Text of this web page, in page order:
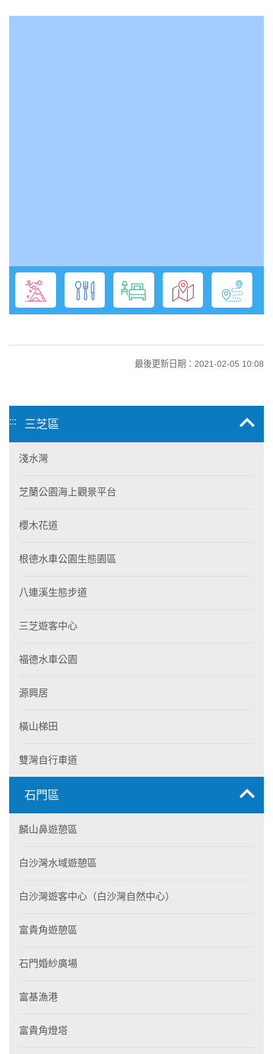
最後更新日期：2021-02-05 10:08
::: 三芝區
淺水灣
芝蘭公園海上觀景平台
櫻木花道
根德水車公園生態園區
八連溪生態步道
三芝遊客中心
福德水車公園
源興居
橫山梯田
雙灣自行車道
石門區
麟山鼻遊憩區
白沙灣水域遊憩區
白沙灣遊客中心（白沙灣自然中心）
富貴角遊憩區
石門婚紗廣場
富基漁港
富貴角燈塔